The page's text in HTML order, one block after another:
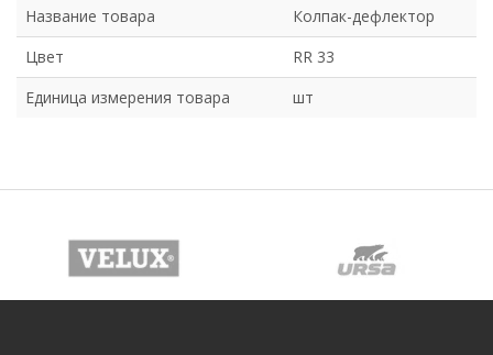
Название товара
Колпак-дефлектор
Цвет
RR 33
Единица измерения товара
шт